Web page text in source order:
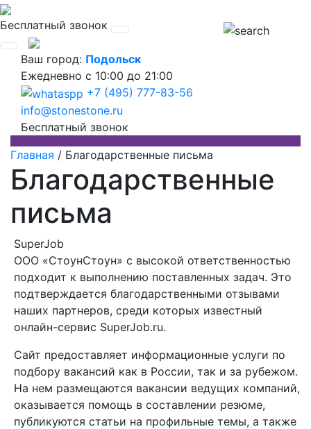
Бесплатный звонок
Ваш город: Подольск
Ежедневно с 10:00 до 21:00
+7 (495) 777-83-56
info@stonestone.ru
Бесплатный звонок
Главная / Благодарственные письма
Благодарственные
письма
SuperJob
ООО «СтоунСтоун» с высокой ответственностью
подходит к выполнению поставленных задач. Это
подтверждается благодарственными отзывами
наших партнеров, среди которых известный
онлайн-сервис SuperJob.ru.
Сайт предоставляет информационные услуги по
подбору вакансий как в России, так и за рубежом.
На нем размещаются вакансии ведущих компаний,
оказывается помощь в составлении резюме,
публикуются статьи на профильные темы, а также